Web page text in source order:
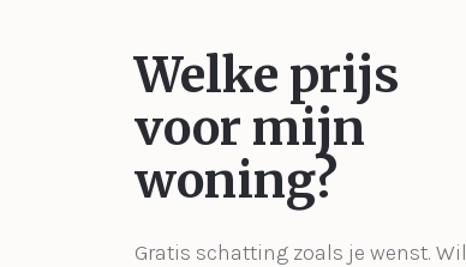
Welke prijs
voor mijn
woning?
Gratis schatting zoals je wenst.